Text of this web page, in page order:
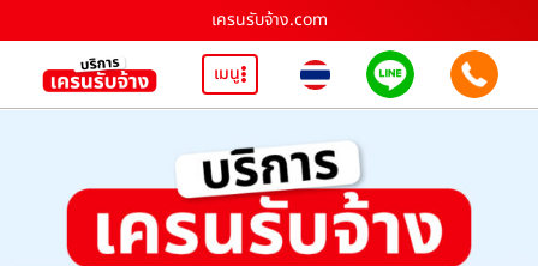
เครนรับจ้าง.com
เมนู